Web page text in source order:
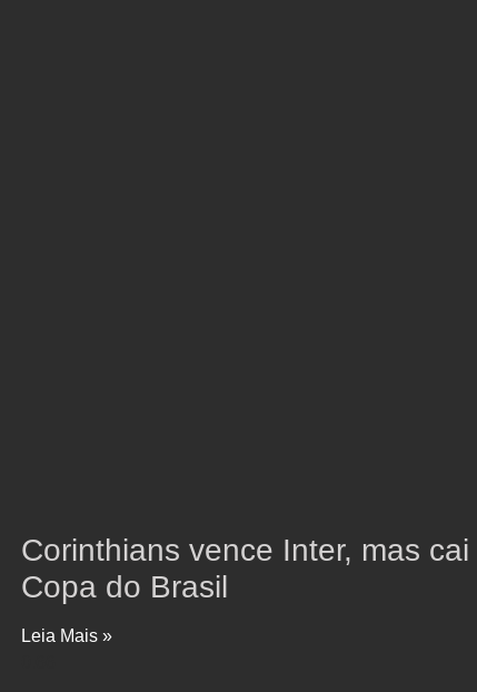
Corinthians vence Inter, mas
Copa do Brasil
Leia Mais »